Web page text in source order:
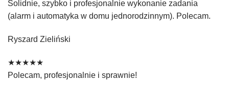
Solidnie, szybko i profesjonalnie wykonanie zadania
(alarm i automatyka w domu jednorodzinnym). Polecam.
Ryszard Zieliński
★★★★★
Polecam, profesjonalnie i sprawnie!